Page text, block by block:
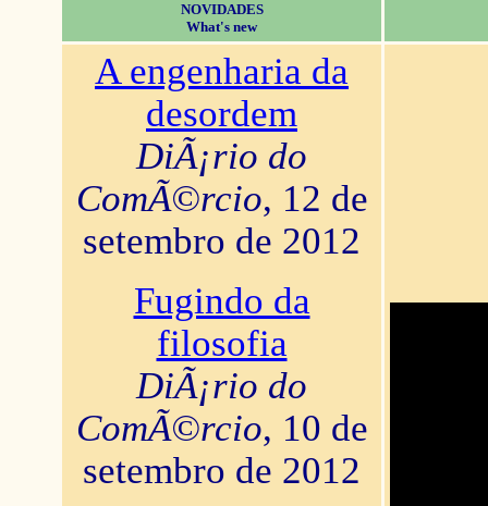
NOVIDADES
What's new
A engenharia da
desordem
DiÃ¡rio do
ComÃ©rcio, 12 de
setembro de 2012
Fugindo da
filosofia
DiÃ¡rio do
ComÃ©rcio, 10 de
setembro de 2012